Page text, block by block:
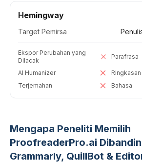
Hemingway
Target Pemirsa
Ekspor Perubahan yang
Dilacak
Parafrasa
AI Humanizer
Ringkasan
Terjemahan
Bahasa
Mengapa Peneliti Memilih
ProofreaderPro.ai
Grammarly, QuillBot &